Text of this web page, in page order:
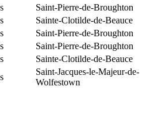
Saint-Pierre-de-Broughton
Sainte-Clotilde-de-Beauce
Saint-Pierre-de-Broughton
Saint-Pierre-de-Broughton
Sainte-Clotilde-de-Beauce
Saint-Jacques-le-Majeur-de-
Wolfestown